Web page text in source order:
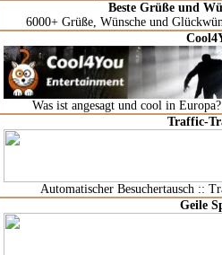
Beste Grüße und
6000+ Grüße, Wünsche und
Was ist angesagt und cool in
Traffic-
Automatischer Besuchertausch ::
Geile